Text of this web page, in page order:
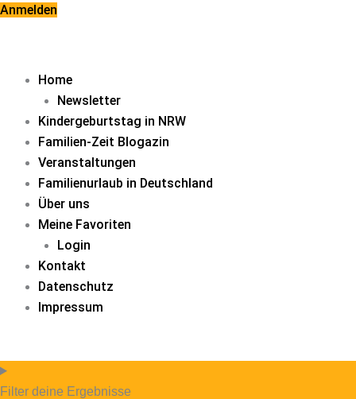
Zum
Anmelden
Home
Newsletter
Kindergeburtstag in NRW
Familien-Zeit Blogazin
Veranstaltungen
Familienurlaub in Deutschland
Über uns
Meine Favoriten
Login
Kontakt
Datenschutz
Impressum
Filter deine Ergebnisse